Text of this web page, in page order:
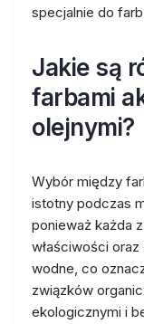
specjalnie do
Jakie są
farbami
olejnymi?
Wybór między
istotny podczas
ponieważ każda
właściwości
wodne, co
związków
ekologicznymi i